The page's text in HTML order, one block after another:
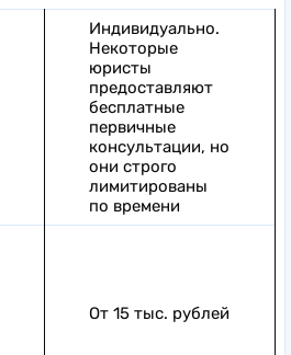
Индивидуально.
Некоторые
юристы
предоставляют
бесплатные
первичные
консультации, но
они строго
лимитированы
по времени
От 15 тыс. рублей